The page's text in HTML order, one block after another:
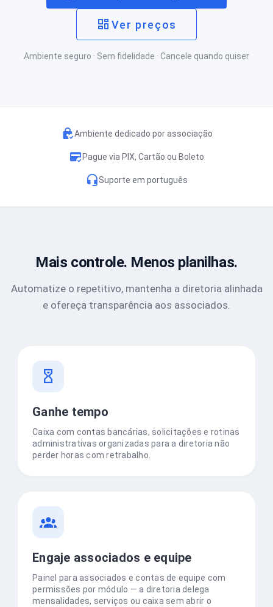
Ver preços
Ambiente seguro · Sem fidelidade · Cancele quando quiser
Ambiente dedicado por associação
Pague via PIX, Cartão ou Boleto
Suporte em português
Mais controle. Menos planilhas.
Automatize o repetitivo, mantenha a diretoria alinhada
e ofereça transparência aos associados.
Ganhe tempo
Caixa com contas bancárias, solicitações e rotinas
administrativas organizadas para a diretoria não
perder horas com retrabalho.
Engaje associados e equipe
Painel para associados e contas de equipe com
permissões por módulo — a diretoria delega
mensalidades, serviços ou caixa sem abrir o